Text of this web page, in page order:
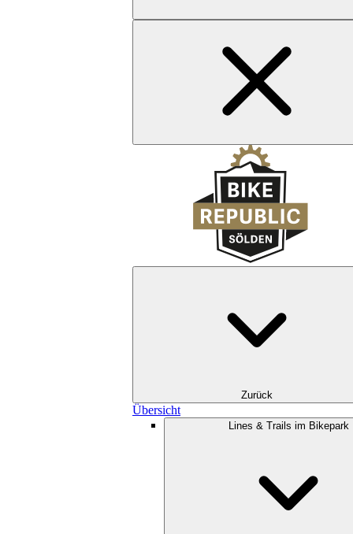
Zurück
Übersicht
Lines & Trails im Bikepark